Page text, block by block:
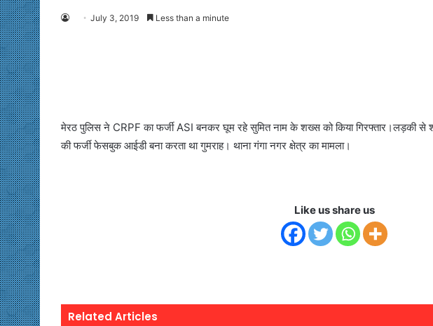
July 3, 2019 Less than a minute
मेरठ पुलिस ने CRPF का फर्जी ASI बनकर घूम रहे सुमित नाम के शख्स को किया गिरफ्तार।लड़की से
की फर्जी फेसबुक आईडी बना करता था गुमराह। थाना गंगा नगर क्षेत्र का मामला।
Like us share us
Related Articles